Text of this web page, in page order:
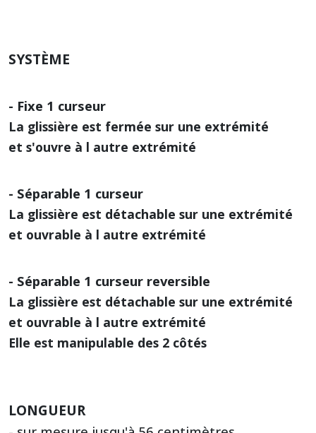
SYSTÈME
- Fixe 1 curseur
La glissière est fermée sur une extrémité
et s'ouvre à l autre extrémité
- Séparable 1 curseur
La glissière est détachable sur une extrémité
et ouvrable à l autre extrémité
- Séparable 1 curseur reversible
La glissière est détachable sur une extrémité
et ouvrable à l autre extrémité
Elle est manipulable des 2 côtés
LONGUEUR